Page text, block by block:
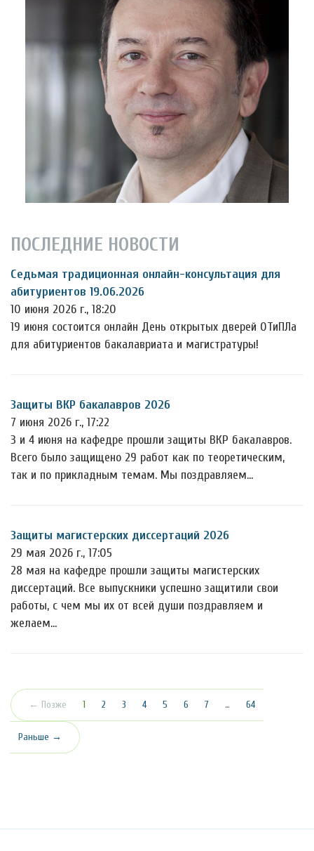
ПОСЛЕДНИЕ НОВОСТИ
Седьмая традиционная онлайн-консультация для
абитуриентов 19.06.2026
10 июня 2026 г., 18:20
19 июня состоится онлайн День открытых дверей ОТиПЛа
для абитуриентов бакалавриата и магистратуры!
Защиты ВКР бакалавров 2026
7 июня 2026 г., 17:22
3 и 4 июня на кафедре прошли защиты ВКР бакалавров.
Всего было защищено 29 работ как по теоретическим,
так и по прикладным темам. Мы поздравляем…
Защиты магистерских диссертаций 2026
29 мая 2026 г., 17:05
28 мая на кафедре прошли защиты магистерских
диссертаций. Все выпускники успешно защитили свои
работы, с чем мы их от всей души поздравляем и
желаем…
← Позже 1 (текущая)
2 3 4 5 6 7 … 64
Раньше →